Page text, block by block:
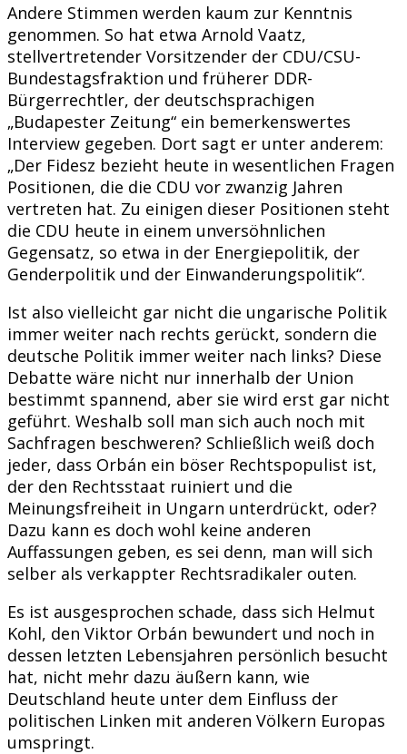
Andere Stimmen werden kaum zur Kenntnis
genommen. So hat etwa Arnold Vaatz,
stellvertretender Vorsitzender der CDU/CSU-
Bundestagsfraktion und früherer DDR-
Bürgerrechtler, der deutschsprachigen
„Budapester Zeitung“ ein bemerkenswertes
Interview gegeben. Dort sagt er unter anderem:
„Der Fidesz bezieht heute in wesentlichen Fragen
Positionen, die die CDU vor zwanzig Jahren
vertreten hat. Zu einigen dieser Positionen steht
die CDU heute in einem unversöhnlichen
Gegensatz, so etwa in der Energiepolitik, der
Genderpolitik und der Einwanderungspolitik“.
Ist also vielleicht gar nicht die ungarische Politik
immer weiter nach rechts gerückt, sondern die
deutsche Politik immer weiter nach links? Diese
Debatte wäre nicht nur innerhalb der Union
bestimmt spannend, aber sie wird erst gar nicht
geführt. Weshalb soll man sich auch noch mit
Sachfragen beschweren? Schließlich weiß doch
jeder, dass Orbán ein böser Rechtspopulist ist,
der den Rechtsstaat ruiniert und die
Meinungsfreiheit in Ungarn unterdrückt, oder?
Dazu kann es doch wohl keine anderen
Auffassungen geben, es sei denn, man will sich
selber als verkappter Rechtsradikaler outen.
Es ist ausgesprochen schade, dass sich Helmut
Kohl, den Viktor Orbán bewundert und noch in
dessen letzten Lebensjahren persönlich besucht
hat, nicht mehr dazu äußern kann, wie
Deutschland heute unter dem Einfluss der
politischen Linken mit anderen Völkern Europas
umspringt.